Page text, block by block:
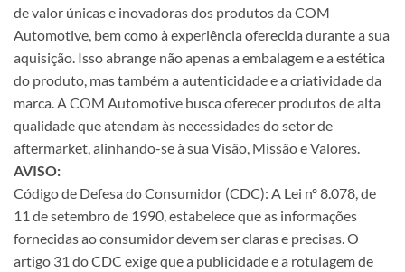
de valor únicas e inovadoras dos produtos da COM
Automotive, bem como à experiência oferecida durante a sua
aquisição. Isso abrange não apenas a embalagem e a estética
do produto, mas também a autenticidade e a criatividade da
marca. A COM Automotive busca oferecer produtos de alta
qualidade que atendam às necessidades do setor de
aftermarket, alinhando-se à sua Visão, Missão e Valores.
AVISO:
Código de Defesa do Consumidor (CDC): A Lei nº 8.078, de
11 de setembro de 1990, estabelece que as informações
fornecidas ao consumidor devem ser claras e precisas. O
artigo 31 do CDC exige que a publicidade e a rotulagem de